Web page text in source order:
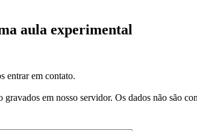
aula experimental
entrar em contato.
gravados em nosso servidor. Os dados não são